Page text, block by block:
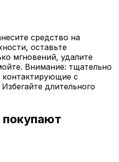
средство на
оставьте
мгновений, удалите
Внимание: тщательно
с
длительного